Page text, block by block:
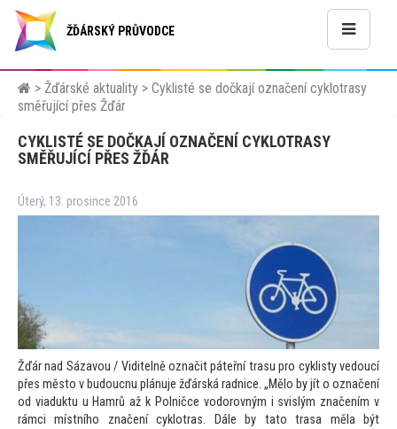
ŽĎÁRSKÝ PRŮVODCE
> Žďárské aktuality > Cyklisté se dočkají označení cyklotrasy
směřující přes Žďár
CYKLISTÉ SE DOČKAJÍ OZNAČENÍ CYKLOTRASY
SMĚŘUJÍCÍ PŘES ŽĎÁR
Úterý, 13. prosince 2016
Žďár nad Sázavou / Viditelně označit páteřní trasu pro cyklisty vedoucí
přes město v budoucnu plánuje žďárská radnice. „Mělo by jít o označení
od viaduktu u Hamrů až k Polničce vodorovným i svislým značením v
rámci místního značení cyklotras. Dále by tato trasa měla být